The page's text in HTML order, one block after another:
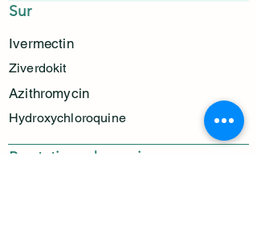
Sur
Ivermectin
Ziverdokit
Azithromycin
Hydroxychloroquine
Prestations de service